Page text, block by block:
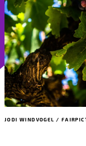
JODI WINDVOGEL /